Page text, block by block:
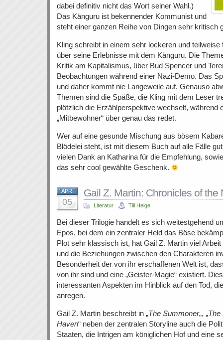
dabei definitiv nicht das Wort seiner Wahl.)
Das Känguru ist bekennender Kommunist und
steht einer ganzen Reihe von Dingen sehr kritisch
Kling schreibt in einem sehr lockeren und
über seine Erlebnisse mit dem Känguru. Die
Kritik am Kapitalismus, über Bud Spencer und
Beobachtungen während einer Nazi-Demo. Das
und daher kommt nie Langeweile auf. Genauso
Themen sind die Späße, die Kling mit dem Leser
plötzlich die Erzählperspektive wechselt, während
„Mitbewohner“ über genau das redet.
Wer auf eine gesunde Mischung aus bösem
Blödelei steht, ist mit diesem Buch auf alle Fälle
vielen Dank an Katharina für die Empfehlung,
das sehr cool gewählte Geschenk.
APR.
05
Gail Z. Martin: Chronicles of the
Literatur Till Helge
Bei dieser Trilogie handelt es sich weitestgehend
Epos, bei dem ein zentraler Held das Böse
Plot sehr klassisch ist, hat Gail Z. Martin viel
und die Beziehungen zwischen den Charakteren
Besonderheit der von ihr erschaffenen Welt ist,
von ihr sind und eine „Geister-Magie“ existiert.
interessanten Aspekten im Hinblick auf den Tod,
anregen.
Gail Z. Martin beschreibt in „The Summoner„, „The
Haven“ neben der zentralen Storyline auch die
Staaten, die Intrigen am königlichen Hof und eine